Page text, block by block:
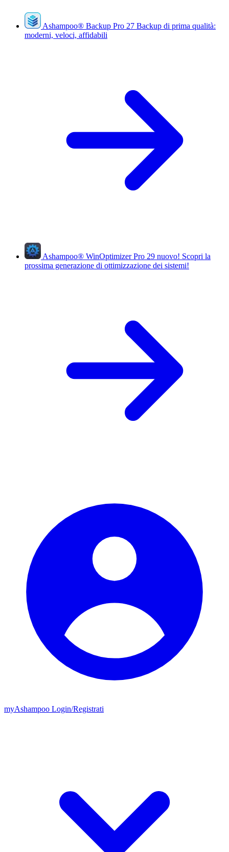
Ashampoo® Backup Pro 27 Backup di prima qualità:
moderni, veloci, affidabili
Ashampoo® WinOptimizer Pro 29 nuovo! Scopri la
prossima generazione di ottimizzazione dei sistemi!
myAshampoo Login/Registrati